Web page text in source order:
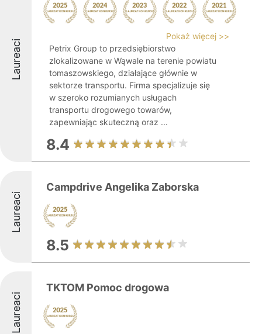
Laureaci
Pokaż więcej >>
Petrix Group to przedsiębiorstwo
zlokalizowane w Wąwale na terenie powiatu
tomaszowskiego, działające głównie w
sektorze transportu. Firma specjalizuje się
w szeroko rozumianych usługach
transportu drogowego towarów,
zapewniając skuteczną oraz ...
8.4
Laureaci
Campdrive Angelika Zaborska
8.5
Laureaci
TKTOM Pomoc drogowa